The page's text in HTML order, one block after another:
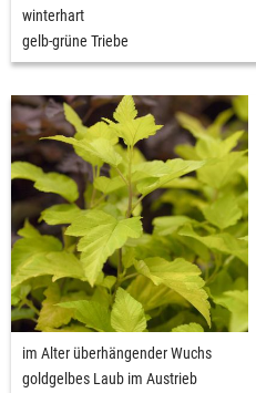
winterhart
gelb-grüne Triebe
im Alter überhängender Wuchs
goldgelbes Laub im Austrieb